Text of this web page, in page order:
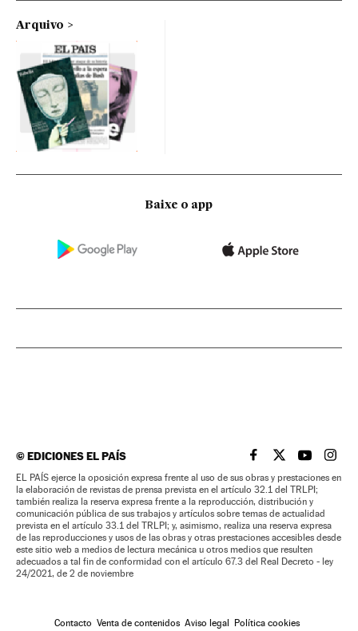
Arquivo
Baixe o app
©EDICIONES EL PAÍS EL PAÍS BRASIL EN
EL PAÍSEL PAÍS
EL
EL PAÍS ejerce la oposición expresa frente al uso de sus obras y prestaciones en
la elaboración de revistas de prensa prevista en el artículo 32.1 del TRLPI;
también realiza la reserva expresa frente a la reproducción, distribución y
comunicación pública de sus trabajos y artículos sobre temas de actualidad
prevista en el artículo 33.1 del TRLPI; y, asimismo, realiza una reserva expresa
de las reproducciones y usos de las obras y otras prestaciones accesibles desde
este sitio web a medios de lectura mecánica u otros medios que resulten
adecuados a tal fin de conformidad con el artículo 67.3 del Real Decreto - ley
24/2021, de 2 de noviembre
Contacto Venta de contenidos Aviso legal Política cookies